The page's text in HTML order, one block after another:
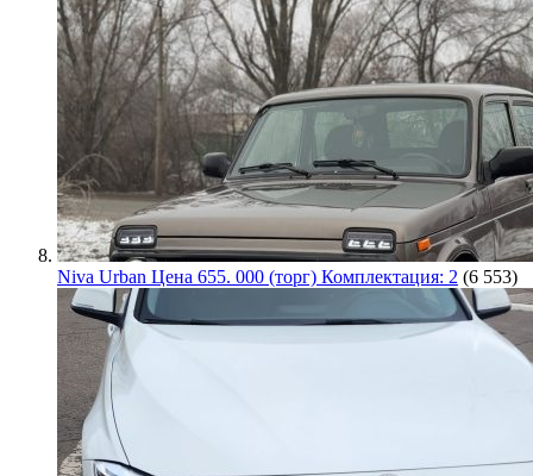
Niva Urban Цена 655. 000 (торг) Комплектация: 2 (6 553)